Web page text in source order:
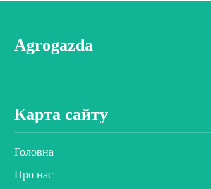
Agrogazda
Карта сайту
Головна
Про нас